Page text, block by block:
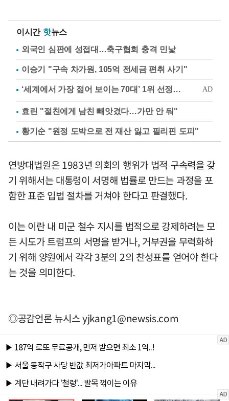
이시간 핫뉴스
외국인 심판에 성접대…축구협회 충격 민낯
이승기 "구속 차가원, 105억 전세금 편취 사기"
효린 "절친에게 남친 빼앗겼다…가만 안 둬"
황기순 "원정 도박으로 전 재산 잃고 필리핀 도피"
연방대법원은 1983년 의회의 행위가 법적 구속력을 갖
기 위해서는 대통령이 서명해 법률로 만드는 과정을 포
함한 표준 입법 절차를 거쳐야 한다고 판결했다.
이는 이란 내 미군 철수 지시를 법적으로 강제하려는 모
든 시도가 트럼프의 서명을 받거나, 거부권을 무력화하
기 위해 양원에서 각각 3분의 2의 찬성표를 얻어야 한다
는 것을 의미한다.
◎공감언론 뉴시스yjkang1@newsis.com